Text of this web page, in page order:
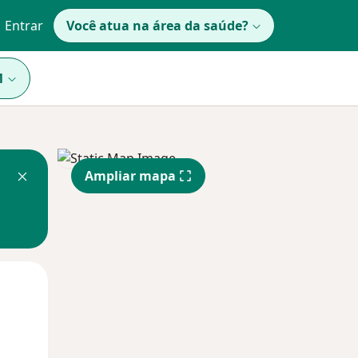
Entrar Você atua na área da saúde?
Ampliar mapa